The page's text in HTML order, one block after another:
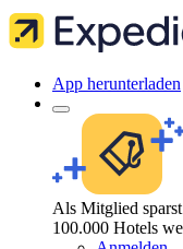
App herunterladen
Als Mitglied
100.000 Hotels